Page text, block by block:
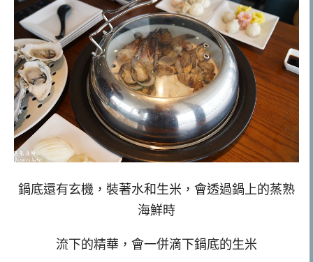
鍋底還有玄機，裝著水和生米，會透過鍋上的蒸熟
海鮮時
流下的精華，會一併滴下鍋底的生米